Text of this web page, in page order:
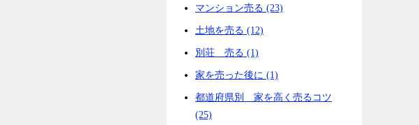
マンション売る (23)
土地を売る (12)
別荘 売る (1)
家を売った後に (1)
都道府県別 家を高く売るコツ
(25)